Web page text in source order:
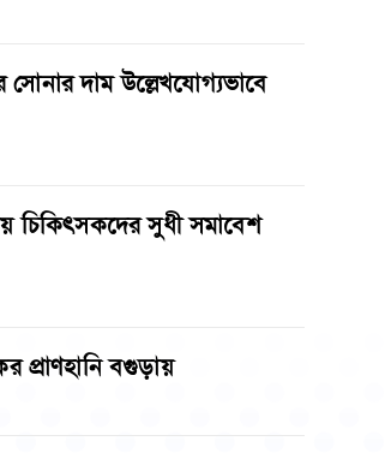
সোনার দাম উল্লেখযোগ্যভাবে
চিকিৎসকদের সুধী সমাবেশ
প্রাণহানি বগুড়ায়